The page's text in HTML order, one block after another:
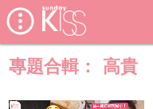
專題合輯： 高貴